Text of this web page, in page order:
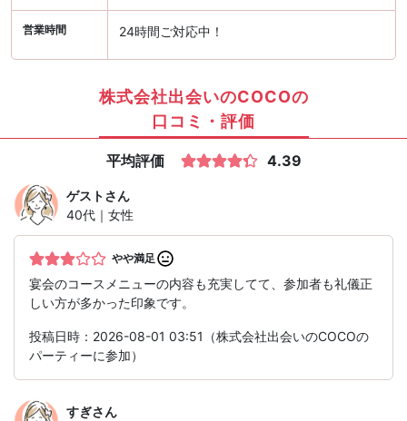
営業時間 24時間ご対応中！
株式会社出会いのCOCOの
口コミ・評価
平均評価 4.39
ゲストさん
40代｜女性
やや満足
宴会のコースメニューの内容も充実してて、参加者も礼儀正
しい方が多かった印象です。
投稿日時：2026-08-01 03:51（株式会社出会いのCOCOの
パーティーに参加）
すぎさん